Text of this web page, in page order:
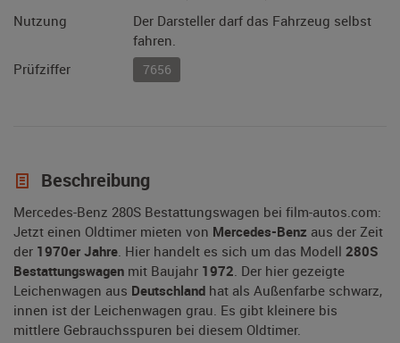
Nutzung
Der Darsteller darf das Fahrzeug selbst
fahren.
Prüfziffer
7656
Beschreibung
Mercedes-Benz 280S Bestattungswagen bei film-autos.com:
Jetzt einen Oldtimer mieten von Mercedes-Benz aus der Zeit
der 1970er Jahre. Hier handelt es sich um das Modell 280S
Bestattungswagen mit Baujahr 1972. Der hier gezeigte
Leichenwagen aus Deutschland hat als Außenfarbe schwarz,
innen ist der Leichenwagen grau. Es gibt kleinere bis
mittlere Gebrauchsspuren bei diesem Oldtimer.